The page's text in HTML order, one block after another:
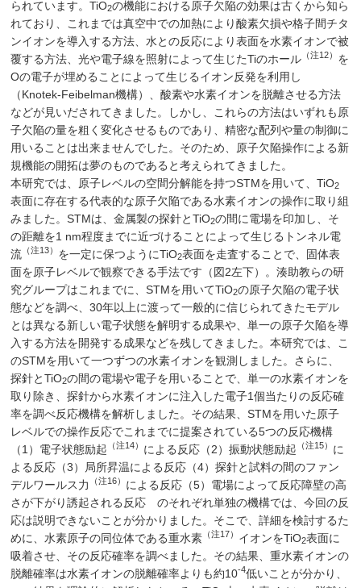
られています。TiO2の機能における原子欠陥の効果は古くから知ら
れており、これまでは真空中での加熱により酸素欠損や格子間チタ
ンイオンを導入する方法、水との反応により表面を水素イオンで被
覆する方法、光や電子線を照射によって生じたTiのホール （注12） を
Oの電子が埋めることによって生じるイオン反発を利用し
（Knotek-Feibelman機構）、酸素や水素イオンを脱離させる方法
などが見いだされてきました。しかし、これらの方法はいずれも原
子欠陥の量を粗く変化させるものであり、精密な配列や量の制御に
用いることは出来ませんでした。そのため、原子欠陥操作による新
規機能の開拓は夢のものであると考えられてきました。
本研究では、原子レベルの空間分解能を持つSTMを用いて、TiO2
表面に存在する代表的な原子欠陥である水素イオンの操作に取り組
みました。STMは、金属製の探針とTiO2の間に電場を印加し、そ
の距離を1 nm程度までに近づけることによって生じるトンネル電
流 （注13） を一定に保つようにTiO2表面を走査することで、固体表
面を原子レベルで観察できる手法です（図2左下）。湊助教らの研
究グループはこれまでに、STMを用いてTiO2の原子欠陥の電子状
態などを調べ、30年以上に渡って一般的に信じられてきたモデル
とは異なる新しい電子状態を解明する成果や、単一の原子欠陥を導
入する方法を開発する成果などを残してきました。本研究では、こ
のSTMを用いて一つずつの水素イオンを観測しました。さらに、
探針とTiO2の間の電場や電子を用いることで、単一の水素イオンを
取り除き、探針から水素イオンに注入した電子1個当たりの反応確
率を調べ反応機構を解析しました。その結果、STMを用いた原子
レベルでの操作反応でこれまでに提案されている5つの反応機構
（1）電子状態励起
（注14） による反応（2）振動状態励起 （注15） に
よる反応（3）局所昇温による反応（4）探針と試料の間のファン
デルワールス力
（注16） による反応（5）電場によって反応障壁の高
さが下がり誘起される反応 のそれぞれ単独の機構では、今回の反
応は説明できないことが分かりました。そこで、詳細を検討するた
めに、水素原子の同位体である重水素 （注17） イオンをTiO2表面に
吸着させ、その反応確率を調べました。その結果、重水素イオンの
脱離確率は水素イオンの脱離確率よりも約10-4低いことが分かり、